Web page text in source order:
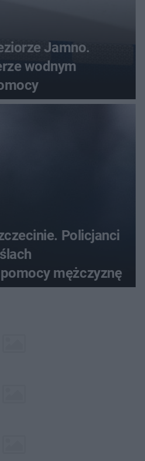
Jamno.
wodnym
Policjanci
mężczyznę